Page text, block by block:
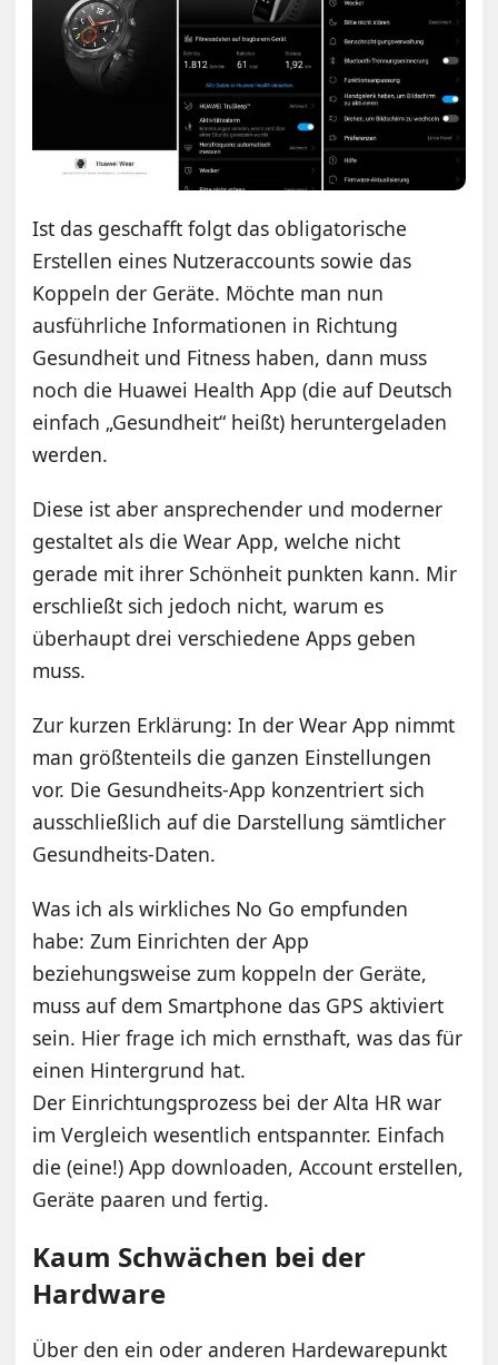
Ist das geschafft folgt das obligatorische
Erstellen eines Nutzeraccounts sowie das
Koppeln der Geräte. Möchte man nun
ausführliche Informationen in Richtung
Gesundheit und Fitness haben, dann muss
noch die Huawei Health App (die auf Deutsch
einfach „Gesundheit“ heißt) heruntergeladen
werden.
Diese ist aber ansprechender und moderner
gestaltet als die Wear App, welche nicht
gerade mit ihrer Schönheit punkten kann. Mir
erschließt sich jedoch nicht, warum es
überhaupt drei verschiedene Apps geben
muss.
Zur kurzen Erklärung: In der Wear App nimmt
man größtenteils die ganzen Einstellungen
vor. Die Gesundheits-App konzentriert sich
ausschließlich auf die Darstellung sämtlicher
Gesundheits-Daten.
Was ich als wirkliches No Go empfunden
habe: Zum Einrichten der App
beziehungsweise zum koppeln der Geräte,
muss auf dem Smartphone das GPS aktiviert
sein. Hier frage ich mich ernsthaft, was das für
einen Hintergrund hat.
Der Einrichtungsprozess bei der Alta HR war
im Vergleich wesentlich entspannter. Einfach
die (eine!) App downloaden, Account erstellen,
Geräte paaren und fertig.
Kaum Schwächen bei der
Hardware
Über den ein oder anderen Hardewarepunkt